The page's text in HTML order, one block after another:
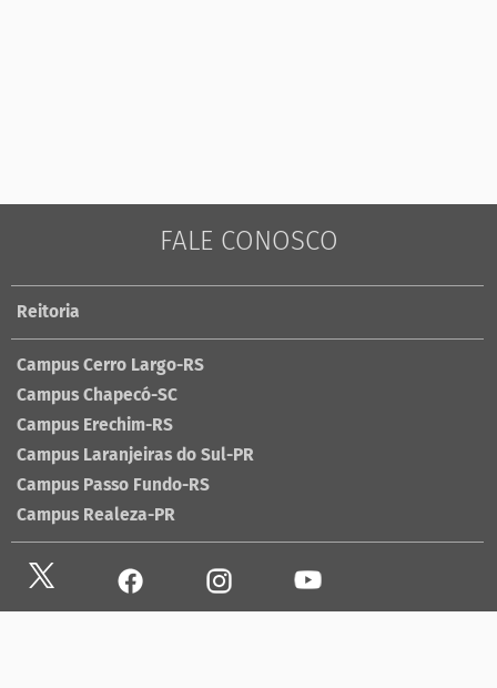
FALE CONOSCO
Reitoria
Campus Cerro Largo-RS
Campus Chapecó-SC
Campus Erechim-RS
Campus Laranjeiras do Sul-PR
Campus Passo Fundo-RS
Campus Realeza-PR